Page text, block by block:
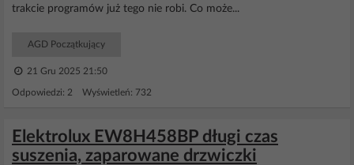
trakcie programów już tego nie robi. Co może...
AGD Początkujący
21 Gru 2025 21:50
Odpowiedzi: 2 Wyświetleń: 732
Elektrolux EW8H458BP długi czas
suszenia, zaparowane drzwiczki